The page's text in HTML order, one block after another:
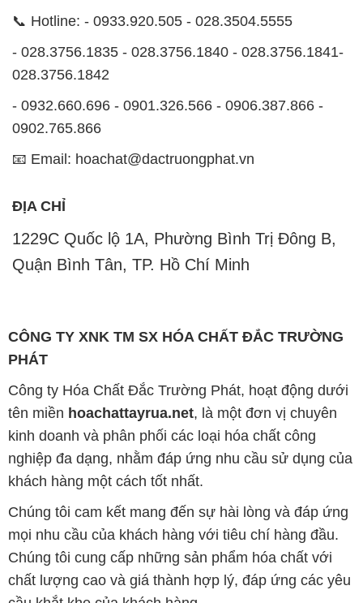
📞 Hotline: - 0933.920.505 - 028.3504.5555
- 028.3756.1835 - 028.3756.1840 - 028.3756.1841-
028.3756.1842
- 0932.660.696 - 0901.326.566 - 0906.387.866 -
0902.765.866
📧 Email: hoachat@dactruongphat.vn
ĐỊA CHỈ
1229C Quốc lộ 1A, Phường Bình Trị Đông B,
Quận Bình Tân, TP. Hồ Chí Minh
CÔNG TY XNK TM SX HÓA CHẤT ĐẮC TRƯỜNG
PHÁT
Công ty Hóa Chất Đắc Trường Phát, hoạt động dưới
tên miền hoachattayrua.net, là một đơn vị chuyên
kinh doanh và phân phối các loại hóa chất công
nghiệp đa dạng, nhằm đáp ứng nhu cầu sử dụng của
khách hàng một cách tốt nhất.
Chúng tôi cam kết mang đến sự hài lòng và đáp ứng
mọi nhu cầu của khách hàng với tiêu chí hàng đầu.
Chúng tôi cung cấp những sản phẩm hóa chất với
chất lượng cao và giá thành hợp lý, đáp ứng các yêu